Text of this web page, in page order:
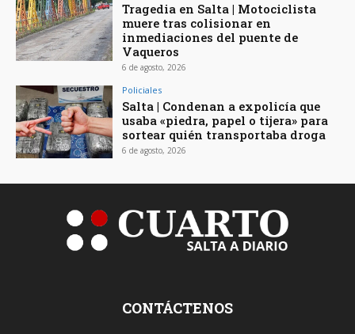
Tragedia en Salta | Motociclista
muere tras colisionar en
inmediaciones del puente de
Vaqueros
6 de agosto, 2026
Policiales
Salta | Condenan a expolicía que
usaba «piedra, papel o tijera» para
sortear quién transportaba droga
6 de agosto, 2026
CONTÁCTENOS